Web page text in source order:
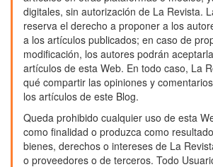
digitales, sin autorización de La Revista.
reserva el derecho a proponer a los
a los artículos publicados; en caso de
modificación, los autores podrán
artículos de esta Web. En todo caso, La
qué compartir las opiniones y
los artículos de este Blog.
Queda prohibido cualquier uso de esta
como finalidad o produzca como
bienes, derechos o intereses de La
o proveedores o de terceros. Todo